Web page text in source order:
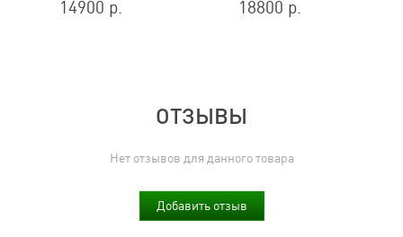
14900 р. 18800 р.
ОТЗЫВЫ
Нет отзывов для данного товара
Добавить отзыв